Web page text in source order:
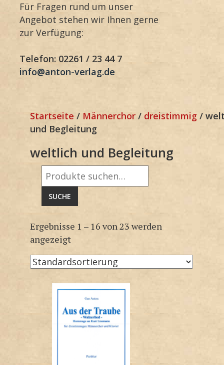
Für Fragen rund um unser
Angebot stehen wir Ihnen gerne
zur Verfügung:
Telefon: 02261 / 23 44 7
info@anton-verlag.de
Startseite / Männerchor / dreistimmig /
und Begleitung
weltlich und Begleitung
Suche
nach:
SUCHE
Ergebnisse 1 – 16 von 23 werden
angezeigt